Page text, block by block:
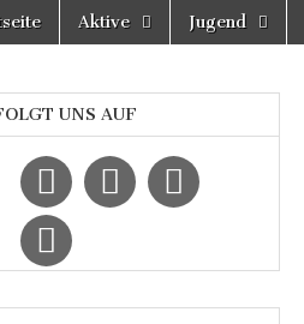
Aktive Jugend
UNS AUF